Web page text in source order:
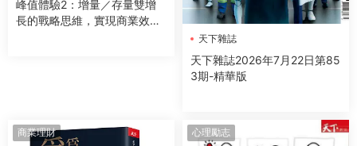
峰值體驗2：增量／存量雙增
長的戰略思維，實現商業效益
天下雜誌
天下雜誌2026年7月22日第85
3期-精華版
商業理財 心理勵志